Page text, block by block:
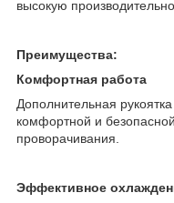
высокую
Преимущества:
Комфортная работа
Дополнительная
комфортной и
проворачивания.
Эффективное